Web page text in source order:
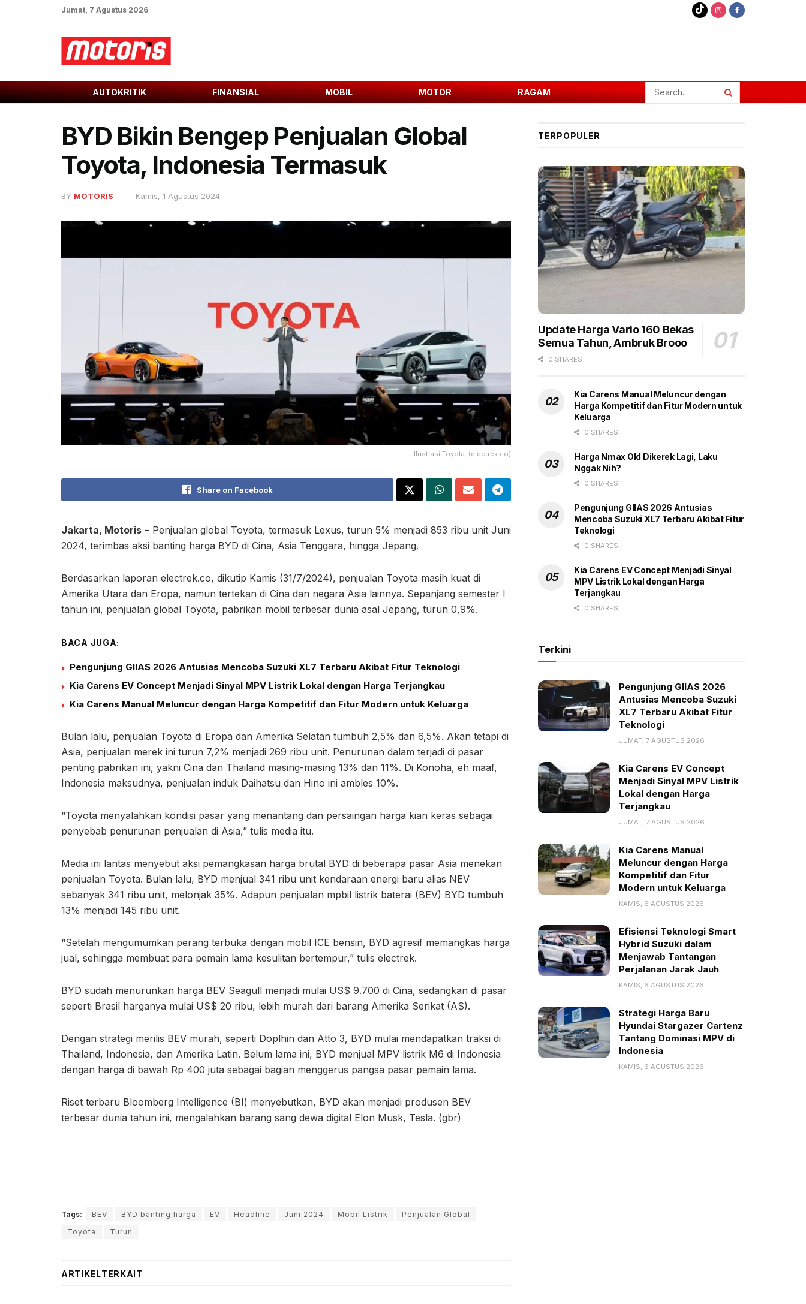
Jumat, 7 Agustus 2026
AUTOKRITIK FINANSIAL MOBIL MOTOR RAGAM
BYD Bikin Bengep Penjualan Global
Toyota, Indonesia Termasuk
BY MOTORIS Kamis, 1 Agustus 2024
Ilustrasi Toyota. (electrek.co)
Share on Facebook
Jakarta, Motoris – Penjualan global Toyota, termasuk Lexus, turun 5% menjadi 853 ribu unit Juni
2024, terimbas aksi banting harga BYD di Cina, Asia Tenggara, hingga Jepang.
Berdasarkan laporan electrek.co, dikutip Kamis (31/7/2024), penjualan Toyota masih kuat di
Amerika Utara dan Eropa, namun tertekan di Cina dan negara Asia lainnya. Sepanjang semester I
tahun ini, penjualan global Toyota, pabrikan mobil terbesar dunia asal Jepang, turun 0,9%.
BACA JUGA:
Pengunjung GIIAS 2026 Antusias Mencoba Suzuki XL7 Terbaru Akibat Fitur Teknologi
Kia Carens EV Concept Menjadi Sinyal MPV Listrik Lokal dengan Harga Terjangkau
Kia Carens Manual Meluncur dengan Harga Kompetitif dan Fitur Modern untuk Keluarga
Bulan lalu, penjualan Toyota di Eropa dan Amerika Selatan tumbuh 2,5% dan 6,5%. Akan tetapi di
Asia, penjualan merek ini turun 7,2% menjadi 269 ribu unit. Penurunan dalam terjadi di pasar
penting pabrikan ini, yakni Cina dan Thailand masing-masing 13% dan 11%. Di Konoha, eh maaf,
Indonesia maksudnya, penjualan induk Daihatsu dan Hino ini ambles 10%.
“Toyota menyalahkan kondisi pasar yang menantang dan persaingan harga kian keras sebagai
penyebab penurunan penjualan di Asia,” tulis media itu.
Media ini lantas menyebut aksi pemangkasan harga brutal BYD di beberapa pasar Asia menekan
penjualan Toyota. Bulan lalu, BYD menjual 341 ribu unit kendaraan energi baru alias NEV
sebanyak 341 ribu unit, melonjak 35%. Adapun penjualan mpbil listrik baterai (BEV) BYD tumbuh
13% menjadi 145 ribu unit.
“Setelah mengumumkan perang terbuka dengan mobil ICE bensin, BYD agresif memangkas harga
jual, sehingga membuat para pemain lama kesulitan bertempur,” tulis electrek.
BYD sudah menurunkan harga BEV Seagull menjadi mulai US$ 9.700 di Cina, sedangkan di pasar
seperti Brasil harganya mulai US$ 20 ribu, lebih murah dari barang Amerika Serikat (AS).
Dengan strategi merilis BEV murah, seperti Doplhin dan Atto 3, BYD mulai mendapatkan traksi di
Thailand, Indonesia, dan Amerika Latin. Belum lama ini, BYD menjual MPV listrik M6 di Indonesia
dengan harga di bawah Rp 400 juta sebagai bagian menggerus pangsa pasar pemain lama.
Riset terbaru Bloomberg Intelligence (BI) menyebutkan, BYD akan menjadi produsen BEV
terbesar dunia tahun ini, mengalahkan barang sang dewa digital Elon Musk, Tesla. (gbr)
Tags: BEV BYD banting harga EV Headline Juni 2024 Mobil Listrik
Penjualan Global
Toyota
Turun
ARTIKELTERKAIT
TERPOPULER
Update Harga Vario 160 Bekas
Semua Tahun, Ambruk Brooo
0 SHARES
Kia Carens Manual Meluncur dengan
Harga Kompetitif dan Fitur Modern untuk
Keluarga
0 SHARES
Harga Nmax Old Dikerek Lagi, Laku
Nggak Nih?
0 SHARES
Pengunjung GIIAS 2026 Antusias
Mencoba Suzuki XL7 Terbaru Akibat Fitur
Teknologi
0 SHARES
Kia Carens EV Concept Menjadi Sinyal
MPV Listrik Lokal dengan Harga
Terjangkau
0 SHARES
Terkini
Pengunjung GIIAS 2026
Antusias Mencoba Suzuki
XL7 Terbaru Akibat Fitur
Teknologi
JUMAT, 7 AGUSTUS 2026
Kia Carens EV Concept
Menjadi Sinyal MPV Listrik
Lokal dengan Harga
Terjangkau
JUMAT, 7 AGUSTUS 2026
Kia Carens Manual
Meluncur dengan Harga
Kompetitif dan Fitur
Modern untuk Keluarga
KAMIS, 6 AGUSTUS 2026
Efisiensi Teknologi Smart
Hybrid Suzuki dalam
Menjawab Tantangan
Perjalanan Jarak Jauh
KAMIS, 6 AGUSTUS 2026
Strategi Harga Baru
Hyundai Stargazer Cartenz
Tantang Dominasi MPV di
Indonesia
KAMIS, 6 AGUSTUS 2026